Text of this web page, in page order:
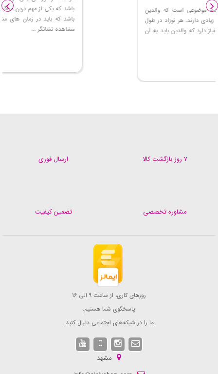
مراقبت از نوزاد تازه متولد شده، موضوعی است که والدین
نسبت به آن نگرانی‌های بسیار زیادی دارند. هر نوزاد در طول
شبانه‌روز به مراقبت‌های زیادی نیاز دارد که والدین باید به آن
ارسال فوری ۷ روز بازگشت کالا
تضمین کیفیت مشاوره تخصصی
روزهای کاری، از ساعت 9 الی 16
پاسخگوی شما هستیم.
ما را در شبکه های اجتماعی دنبال کنید.
مشهد